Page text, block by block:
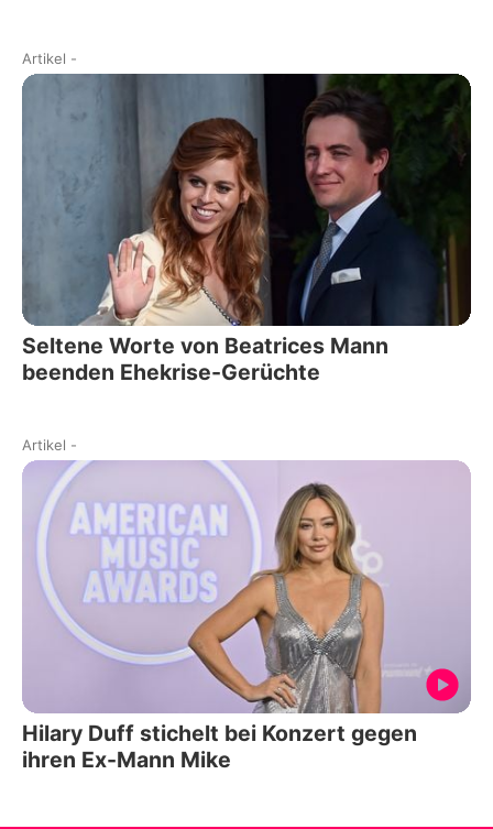
Artikel -
Seltene Worte von Beatrices Mann
beenden Ehekrise-Gerüchte
Artikel -
Hilary Duff stichelt bei Konzert gegen
ihren Ex-Mann Mike